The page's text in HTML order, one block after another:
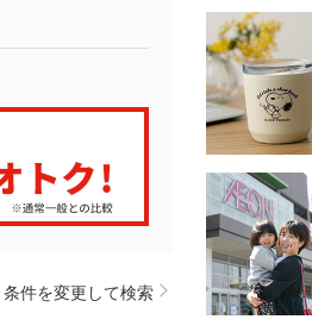
条件を変更して検索